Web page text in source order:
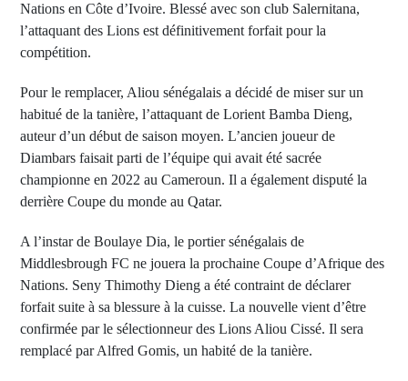
Nations en Côte d’Ivoire. Blessé avec son club Salernitana,
l’attaquant des Lions est définitivement forfait pour la
compétition.
Pour le remplacer, Aliou sénégalais a décidé de miser sur un
habitué de la tanière, l’attaquant de Lorient Bamba Dieng,
auteur d’un début de saison moyen. L’ancien joueur de
Diambars faisait parti de l’équipe qui avait été sacrée
championne en 2022 au Cameroun. Il a également disputé la
derrière Coupe du monde au Qatar.
A l’instar de Boulaye Dia, le portier sénégalais de
Middlesbrough FC ne jouera la prochaine Coupe d’Afrique des
Nations. Seny Thimothy Dieng a été contraint de déclarer
forfait suite à sa blessure à la cuisse. La nouvelle vient d’être
confirmée par le sélectionneur des Lions Aliou Cissé. Il sera
remplacé par Alfred Gomis, un habité de la tanière.